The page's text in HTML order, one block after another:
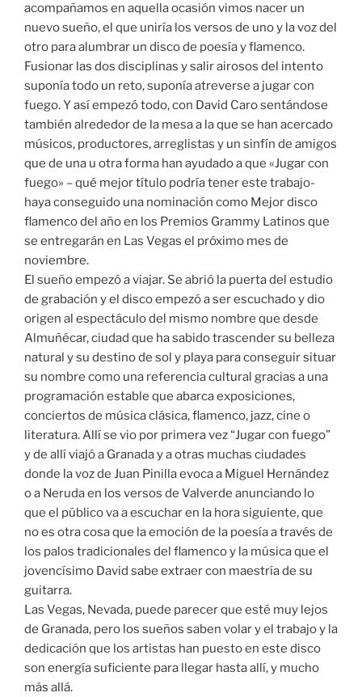
acompañamos en aquella ocasión vimos nacer un
nuevo sueño, el que uniría los versos de uno y la voz del
otro para alumbrar un disco de poesía y flamenco.
Fusionar las dos disciplinas y salir airosos del intento
suponía todo un reto, suponía atreverse a jugar con
fuego. Y así empezó todo, con David Caro sentándose
también alrededor de la mesa a la que se han acercado
músicos, productores, arreglistas y un sinfín de amigos
que de una u otra forma han ayudado a que «Jugar con
fuego» – qué mejor título podría tener este trabajo-
haya conseguido una nominación como Mejor disco
flamenco del año en los Premios Grammy Latinos que
se entregarán en Las Vegas el próximo mes de
noviembre.
El sueño empezó a viajar. Se abrió la puerta del estudio
de grabación y el disco empezó a ser escuchado y dio
origen al espectáculo del mismo nombre que desde
Almuñécar, ciudad que ha sabido trascender su belleza
natural y su destino de sol y playa para conseguir situar
su nombre como una referencia cultural gracias a una
programación estable que abarca exposiciones,
conciertos de música clásica, flamenco, jazz, cine o
literatura. Allí se vio por primera vez “Jugar con fuego”
y de allí viajó a Granada y a otras muchas ciudades
donde la voz de Juan Pinilla evoca a Miguel Hernández
o a Neruda en los versos de Valverde anunciando lo
que el público va a escuchar en la hora siguiente, que
no es otra cosa que la emoción de la poesía a través de
los palos tradicionales del flamenco y la música que el
jovencísimo David sabe extraer con maestría de su
guitarra.
Las Vegas, Nevada, puede parecer que esté muy lejos
de Granada, pero los sueños saben volar y el trabajo y la
dedicación que los artistas han puesto en este disco
son energía suficiente para llegar hasta allí, y mucho
más allá.